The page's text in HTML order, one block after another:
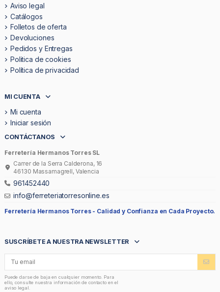
Aviso legal
Catálogos
Folletos de oferta
Devoluciones
Pedidos y Entregas
Politica de cookies
Política de privacidad
MI CUENTA
Mi cuenta
Iniciar sesión
CONTÁCTANOS
Ferretería Hermanos Torres SL
Carrer de la Serra Calderona, 16
46130 Massamagrell, Valencia
961452440
info@ferreteriatorresonline.es
Ferretería Hermanos Torres - Calidad y Confianza en Cada Proyecto.
SUSCRÍBETE A NUESTRA NEWSLETTER
Puede darse de baja en cualquier momento. Para
ello, consulte nuestra información de contacto en el
aviso legal.